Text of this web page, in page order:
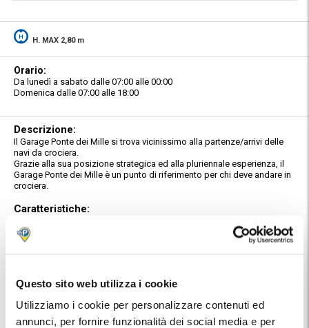
Questo sito web utilizza i cookie
Utilizziamo i cookie per personalizzare contenuti ed
annunci, per fornire funzionalità dei social media e per
H. MAX 2,80 m
Orario:
Da lunedì a sabato dalle 07:00 alle 00:00
Domenica dalle 07:00 alle 18:00
Descrizione:
Il Garage Ponte dei Mille si trova vicinissimo alla partenze/arrivi delle
navi da crociera.
Grazie alla sua posizione strategica ed alla pluriennale esperienza, il
Garage Ponte dei Mille è un punto di riferimento per chi deve andare in
crociera.
Caratteristiche:
videosorveglianza 24h su 24 attraverso telecamere a circuito chiuso,
garantisce la massima sicurezza per i mezzi in parcheggio. Inoltre il
Servizio Car Valet:
Il Garage Ponte dei Mille svolge il servizio di ritiro e riconsegna vetture
direttamente presso i pontili di imbarco/sbarco delle navi da crociera.
A tal proposito, SI PREGA INDICARE SEMPRE IL NOME DELLA NAVE.